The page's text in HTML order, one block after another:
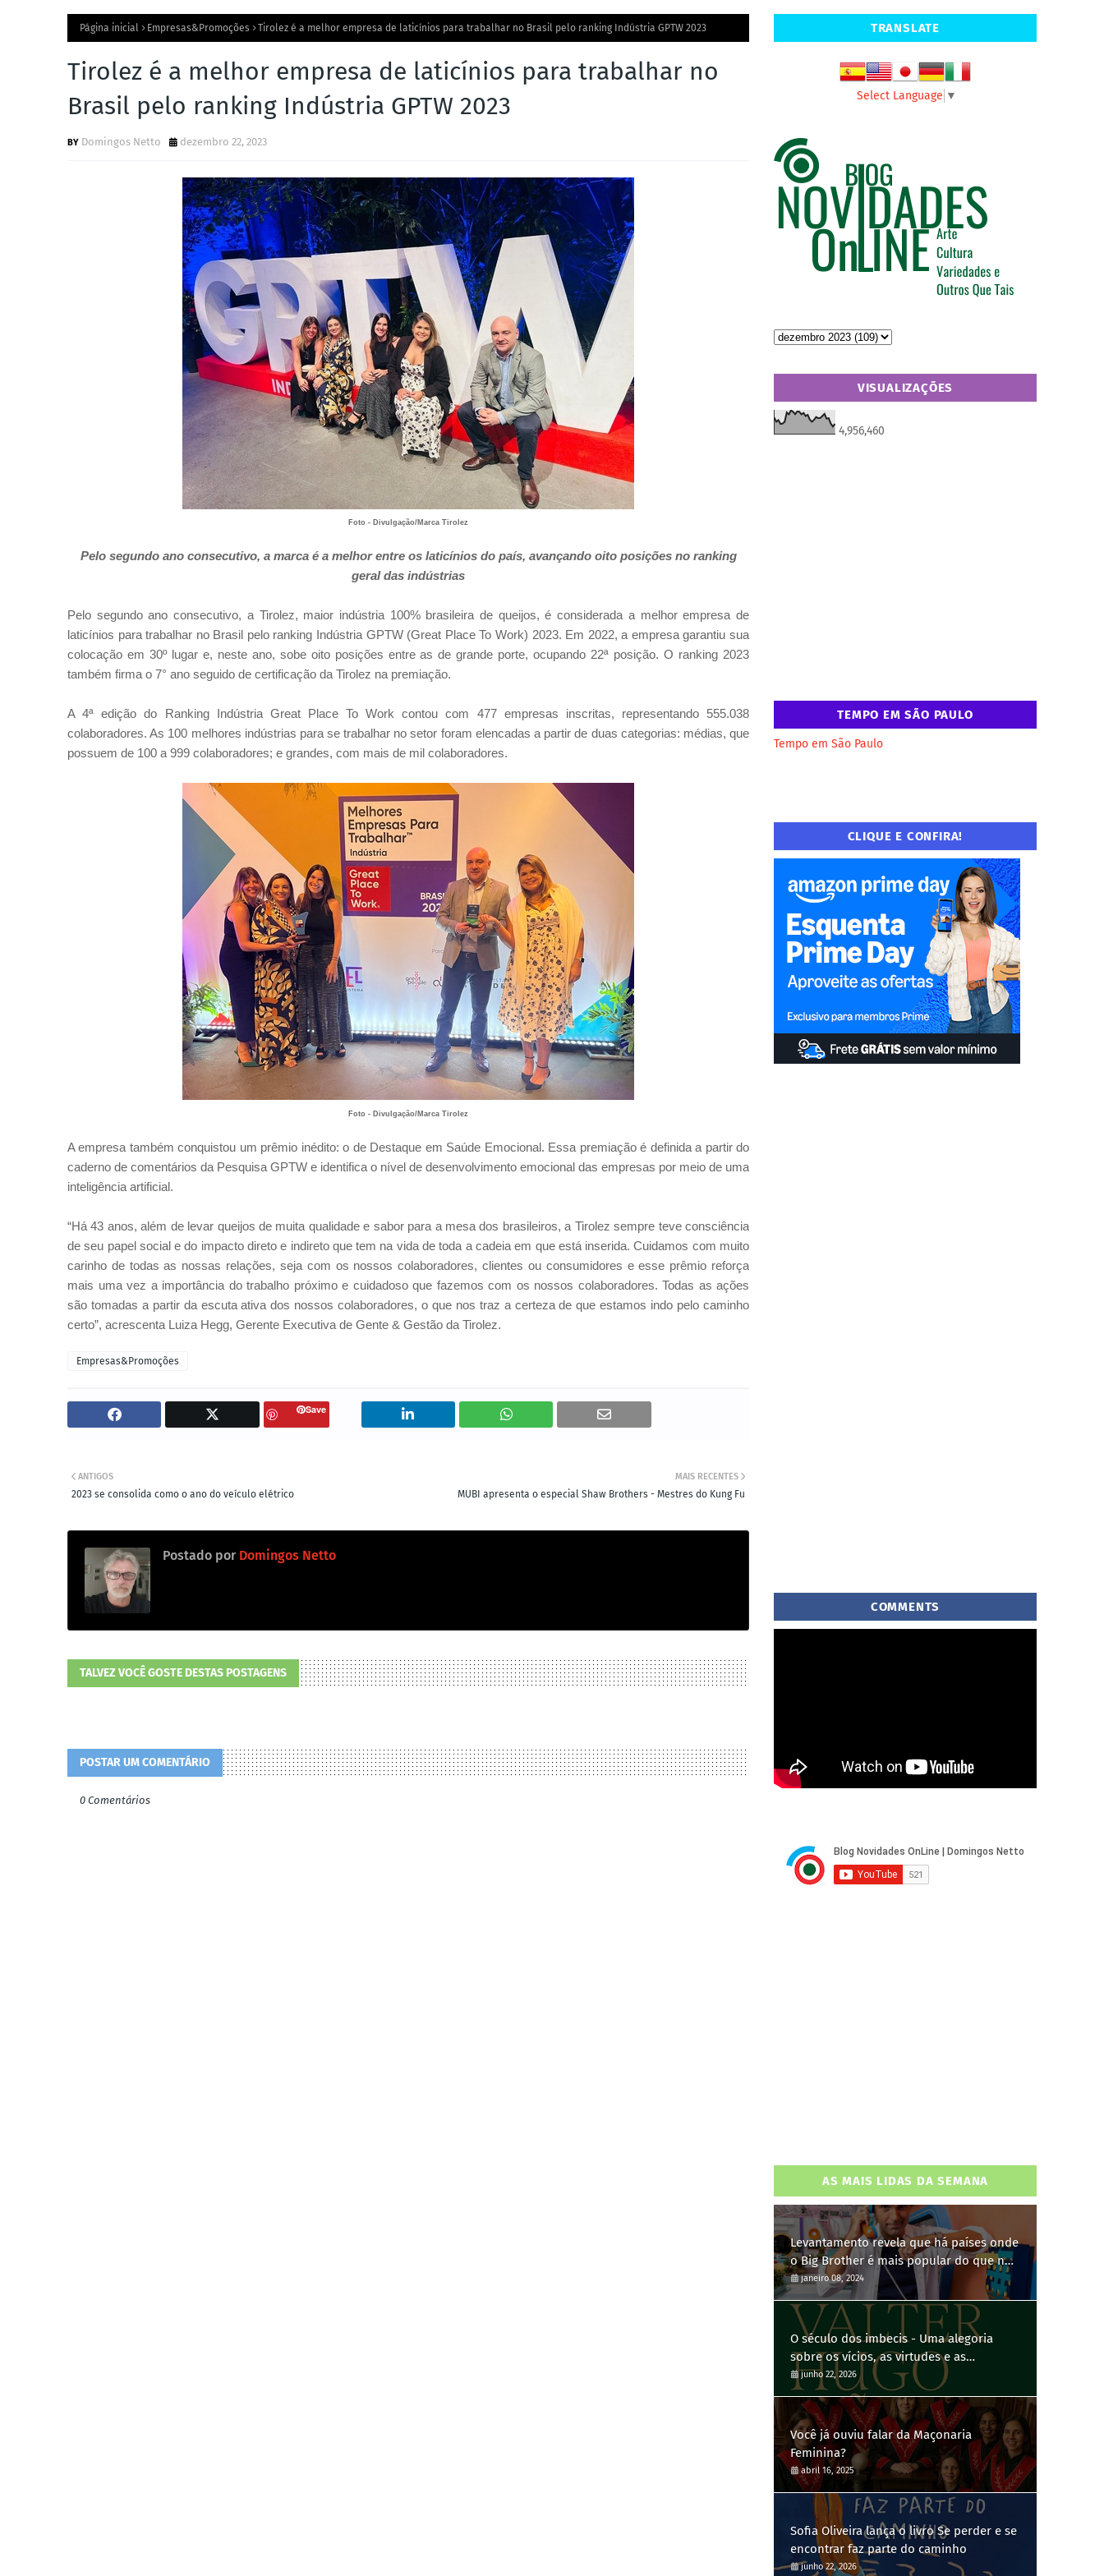
Página inicial Empresas&Promoções Tirolez é a melhor empresa de laticínios para trabalhar no Brasil pelo ranking Indústria GPTW 2023
Tirolez é a melhor empresa de laticínios para trabalhar no
Brasil pelo ranking Indústria GPTW 2023
Domingos Netto dezembro 22, 2023
Foto - Divulgação/Marca Tirolez
Pelo segundo ano consecutivo, a marca é a melhor entre os laticínios do país, avançando oito posições no ranking
geral das indústrias
Pelo segundo ano consecutivo, a Tirolez, maior indústria 100% brasileira de queijos, é considerada a melhor empresa de
laticínios para trabalhar no Brasil pelo ranking Indústria GPTW (Great Place To Work) 2023. Em 2022, a empresa garantiu sua
colocação em 30º lugar e, neste ano, sobe oito posições entre as de grande porte, ocupando 22ª posição. O ranking 2023
também firma o 7° ano seguido de certificação da Tirolez na premiação.
A 4ª edição do Ranking Indústria Great Place To Work contou com 477 empresas inscritas, representando 555.038
colaboradores. As 100 melhores indústrias para se trabalhar no setor foram elencadas a partir de duas categorias: médias, que
possuem de 100 a 999 colaboradores; e grandes, com mais de mil colaboradores.
Foto - Divulgação/Marca Tirolez
A empresa também conquistou um prêmio inédito: o de Destaque em Saúde Emocional. Essa premiação é definida a partir do
caderno de comentários da Pesquisa GPTW e identifica o nível de desenvolvimento emocional das empresas por meio de uma
inteligência artificial.
“Há 43 anos, além de levar queijos de muita qualidade e sabor para a mesa dos brasileiros, a Tirolez sempre teve consciência
de seu papel social e do impacto direto e indireto que tem na vida de toda a cadeia em que está inserida. Cuidamos com muito
carinho de todas as nossas relações, seja com os nossos colaboradores, clientes ou consumidores e esse prêmio reforça
mais uma vez a importância do trabalho próximo e cuidadoso que fazemos com os nossos colaboradores. Todas as ações
são tomadas a partir da escuta ativa dos nossos colaboradores, o que nos traz a certeza de que estamos indo pelo caminho
certo”, acrescenta Luiza Hegg, Gerente Executiva de Gente & Gestão da Tirolez.
Empresas&Promoções
Save
MAIS RECENTES
MUBI apresenta o especial Shaw Brothers - Mestres do Kung Fu
ANTIGOS
2023 se consolida como o ano do veículo elétrico
Postado por Domingos Netto
TALVEZ VOCÊ GOSTE DESTAS POSTAGENS
POSTAR UM COMENTÁRIO
0 Comentários
TRANSLATE
Select Language ▼
VISUALIZAÇÕES
4,956,460
TEMPO EM SÃO PAULO
Tempo em São Paulo
CLIQUE E CONFIRA!
COMMENTS
AS MAIS LIDAS DA SEMANA
Levantamento revela que há países onde
o Big Brother é mais popular do que no
Brasil
janeiro 08, 2024
O século dos imbecis - Uma alegoria
sobre os vícios, as virtudes e as
contradições humanas
junho 22, 2026
Você já ouviu falar da Maçonaria
Feminina?
abril 16, 2025
Sofia Oliveira lança o livro Se perder e se
encontrar faz parte do caminho
junho 22, 2026